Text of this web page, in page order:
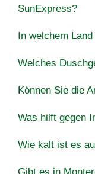
SunExpress?
In welchem
Welches
Können Sie die
Was hilft gegen
Wie kalt ist es
Gibt es in